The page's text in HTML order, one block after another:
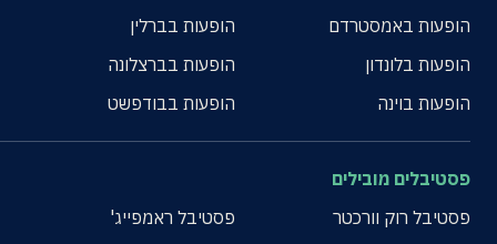
הופעות באמסטרדם
הופעות בברלין
הופעות בלונדון
הופעות בברצלונה
הופעות בוינה
הופעות בבודפשט
פסטיבלים מובילים
פסטיבל רוק וורכטר
פסטיבל ראמפייג'